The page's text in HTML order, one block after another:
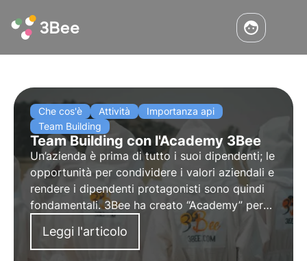
Che cos'è Attività
Importanza api
Team Building
Team Building con l'Academy 3Bee
Un’azienda è prima di tutto i suoi dipendenti; le
opportunità per condividere i valori aziendali e
rendere i dipendenti protagonisti sono quindi
fondamentali. 3Bee ha creato “Academy” per
creare una sinergia tra i progetti di sostenibilità
e il corporate engagement.
Leggi l'articolo